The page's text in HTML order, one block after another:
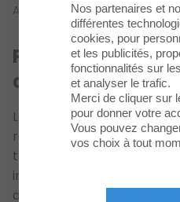
Menu
Enseignes
Loisirs
&
Culture
Accueil Politique Relative
Politique relative
des cookies
La présente Politique
relatives aux cookies ou
traçage similaires qui sont
internet (ci-après le « Site
de paramétrer l’utilisation
Nos partenaires et
différentes
cookies, pour
et les publicités,
fonctionnalités sur
et analyser le trafic.
Merci de cliquer sur
pour donner votre
Vous pouvez
vos choix à tout